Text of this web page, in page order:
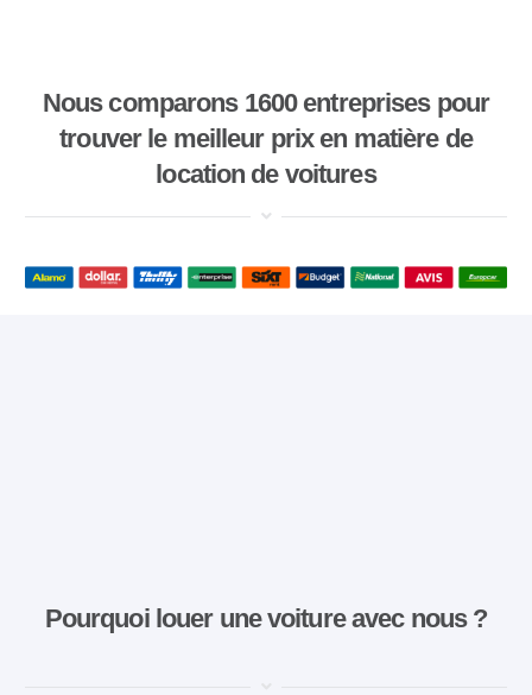
Nous comparons 1600 entreprises pour
trouver le meilleur prix en matière de
location de voitures
Pourquoi louer une voiture avec nous ?